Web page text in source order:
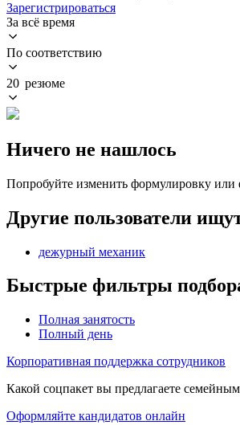
Зарегистрироваться
За всё время
По соответствию
20 резюме
Ничего не нашлось
Попробуйте изменить формулировку или
Другие пользователи
дежурный механик
Быстрые фильтры
Полная занятость
Полный день
Корпоративная поддержка сотрудников
Какой соцпакет вы предлагаете
Оформляйте кандидатов онлайн